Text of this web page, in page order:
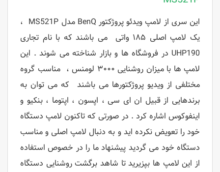
این سری از لامپ ویدئو پروژکتور BenQ مدل MS521P ،
یک لامپ اصلی ۱۸۵ واتی می باشند که با نام تجاری
UHP190 در فروشگاه ها و بازار شناخته می شوند . این
لامپ ها با میزان روشنایی ۳۰۰۰ لومنس ، مناسب گروه
مختلفی از ویدیو پروژکتورها می باشند که می توان به
برندهایی از قبیل ان ای سی ، اپسون ، اپتوما ، بنکیو و
اینفوکوس اشاره کرد . در صورتی که تاکنون لامپ دستگاه
خود را تعویض نکرده اید و به دنبال لامپ اصلی و مناسب
دستگاه خود می گردید پیشنهاد ما را در خصوص استفاده
از این لامپ ها بپزیرید تا شاهد برگشت روشنایی دستگاه